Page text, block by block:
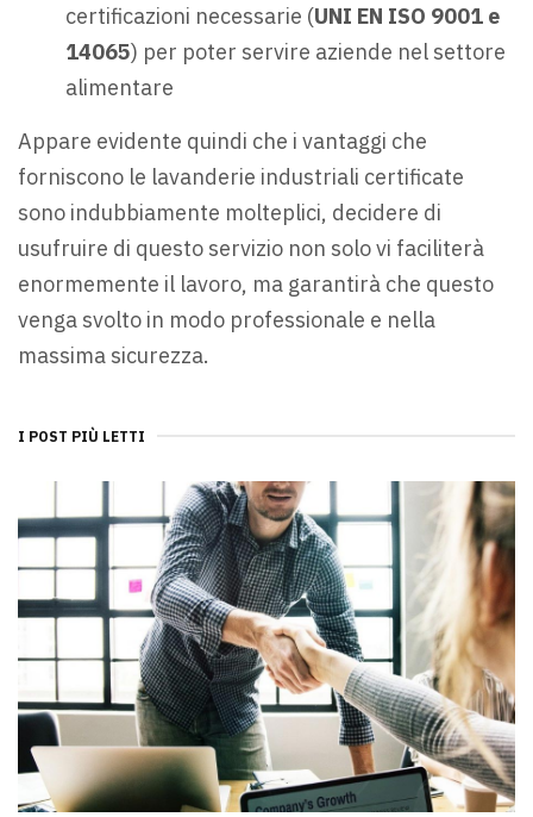
certificazioni necessarie (UNI EN ISO 9001 e
14065) per poter servire aziende nel settore
alimentare
Appare evidente quindi che i vantaggi che
forniscono le lavanderie industriali certificate
sono indubbiamente molteplici, decidere di
usufruire di questo servizio non solo vi faciliterà
enormemente il lavoro, ma garantirà che questo
venga svolto in modo professionale e nella
massima sicurezza.
I POST PIÙ LETTI